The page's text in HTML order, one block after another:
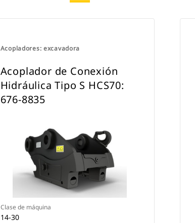
Acopladores: excavadora
Acoplador de Conexión
Hidráulica Tipo S HCS70:
676-8835
Clase de máquina
14-30